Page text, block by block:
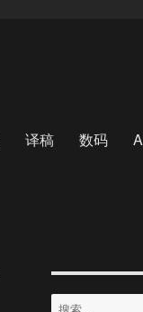
译稿 数码
搜